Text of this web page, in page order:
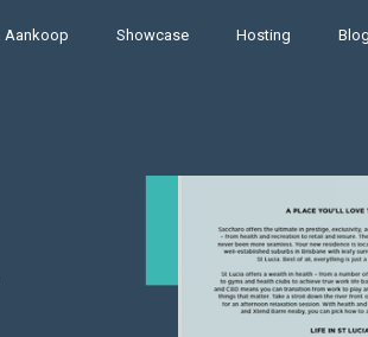
Aankoop Showcase Hosting Blog